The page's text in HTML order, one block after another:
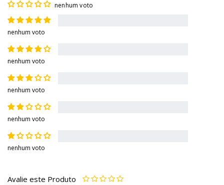
nenhum voto
nenhum voto
nenhum voto
nenhum voto
nenhum voto
nenhum voto
Avalie este Produto